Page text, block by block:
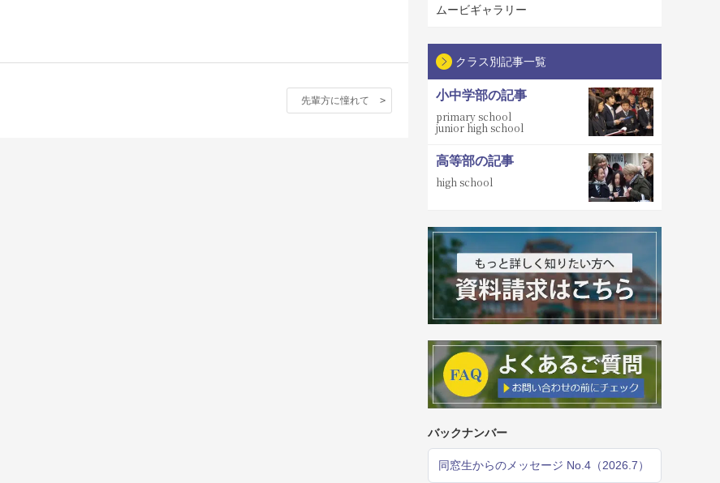
先輩方に憧れて
ムービギャラリー
クラス別記事一覧
小中学部の記事
primary school
junior high school
高等部の記事
high school
バックナンバー
同窓生からのメッセージ No.4（2026.7）